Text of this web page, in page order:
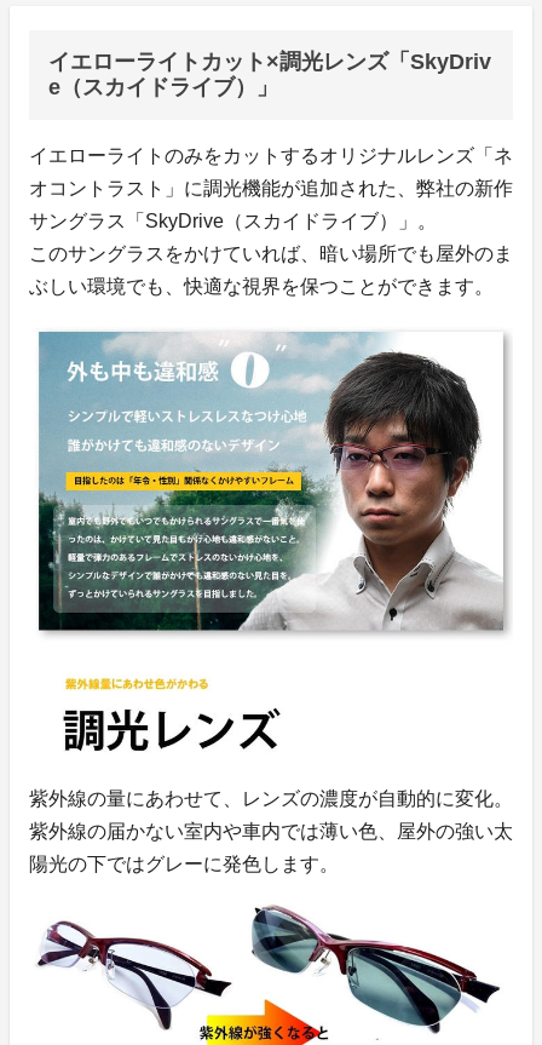
イエローライトカット×調光レンズ「SkyDriv
e（スカイドライブ）」
イエローライトのみをカットするオリジナルレンズ「ネ
オコントラスト」に調光機能が追加された、弊社の新作
サングラス「SkyDrive（スカイドライブ）」。
このサングラスをかけていれば、暗い場所でも屋外のま
ぶしい環境でも、快適な視界を保つことができます。
紫外線の量にあわせて、レンズの濃度が自動的に変化。
紫外線の届かない室内や車内では薄い色、屋外の強い太
陽光の下ではグレーに発色します。